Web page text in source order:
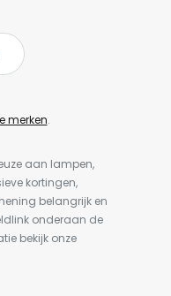
merken.
aan lampen,
kortingen,
belangrijk en
onderaan de
bekijk onze